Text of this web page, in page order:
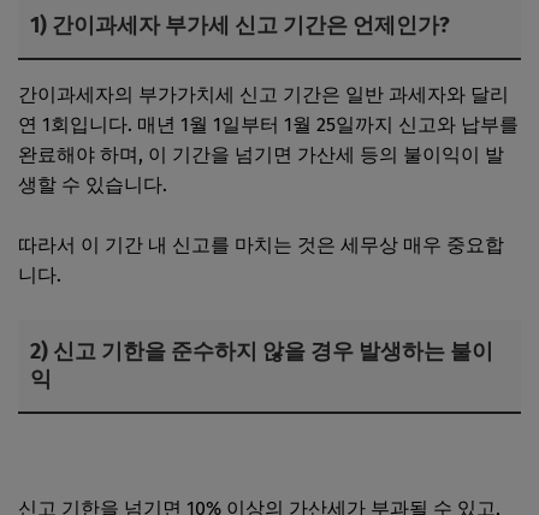
1) 간이과세자 부가세 신고 기간은 언제인가?
간이과세자의 부가가치세 신고 기간은 일반 과세자와 달리
연 1회입니다. 매년 1월 1일부터 1월 25일까지 신고와 납부를
완료해야 하며, 이 기간을 넘기면 가산세 등의 불이익이 발
생할 수 있습니다.
따라서 이 기간 내 신고를 마치는 것은 세무상 매우 중요합
니다.
2) 신고 기한을 준수하지 않을 경우 발생하는 불이
익
신고 기한을 넘기면 10% 이상의 가산세가 부과될 수 있고,